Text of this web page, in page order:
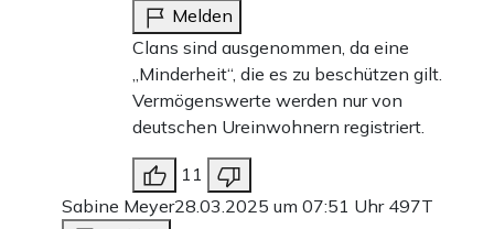
Melden
Clans sind ausgenommen, da eine
„Minderheit“, die es zu beschützen gilt.
Vermögenswerte werden nur von
deutschen Ureinwohnern registriert.
11
Sabine Meyer28.03.2025 um 07:51 Uhr 497T